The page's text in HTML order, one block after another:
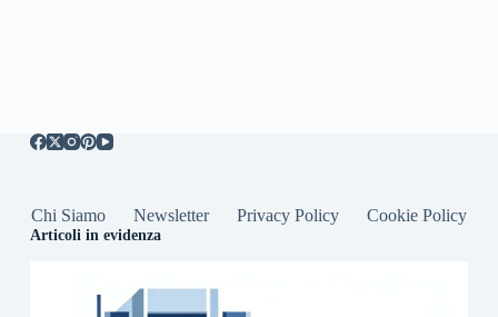
Chi Siamo Newsletter Privacy Policy Cookie Policy
Articoli in evidenza